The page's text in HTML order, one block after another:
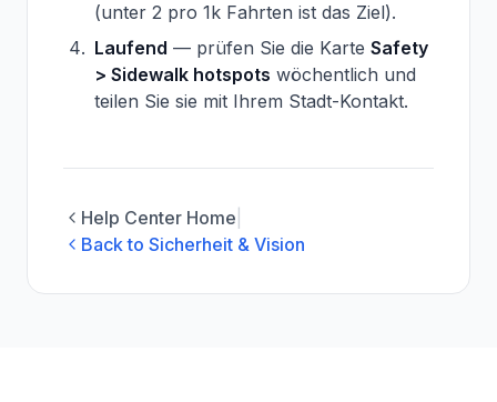
(unter 2 pro 1k Fahrten ist das Ziel).
Laufend — prüfen Sie die Karte Safety
> Sidewalk hotspots wöchentlich und
teilen Sie sie mit Ihrem Stadt-Kontakt.
Help Center Home
Back to Sicherheit & Vision